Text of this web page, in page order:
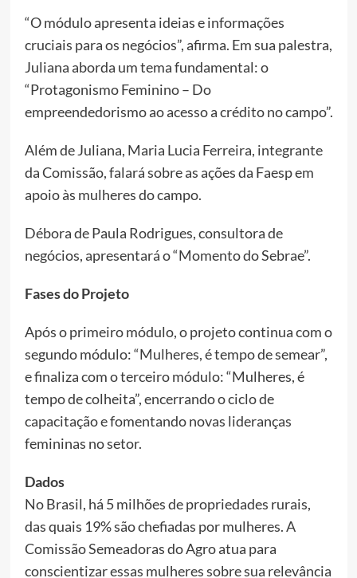
“O módulo apresenta ideias e informações
cruciais para os negócios”, afirma. Em sua palestra,
Juliana aborda um tema fundamental: o
“Protagonismo Feminino – Do
empreendedorismo ao acesso a crédito no campo”.
Além de Juliana, Maria Lucia Ferreira, integrante
da Comissão, falará sobre as ações da Faesp em
apoio às mulheres do campo.
Débora de Paula Rodrigues, consultora de
negócios, apresentará o “Momento do Sebrae”.
Fases do Projeto
Após o primeiro módulo, o projeto continua com o
segundo módulo: “Mulheres, é tempo de semear”,
e finaliza com o terceiro módulo: “Mulheres, é
tempo de colheita”, encerrando o ciclo de
capacitação e fomentando novas lideranças
femininas no setor.
Dados
No Brasil, há 5 milhões de propriedades rurais,
das quais 19% são chefiadas por mulheres. A
Comissão Semeadoras do Agro atua para
conscientizar essas mulheres sobre sua relevância